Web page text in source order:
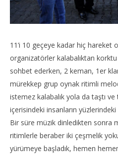
11’i 10 geçeye kadar hiç hareket
organizatörler kalabalıktan
sohbet ederken, 2 keman, 1er
mürekkep grup oynak ritimli
istemez kalabalık yola da taştı
içerisindeki insanların
Bir süre müzik dinledikten sonra
ritimlerle beraber iki çeşmelik
yürümeye başladık, hemen